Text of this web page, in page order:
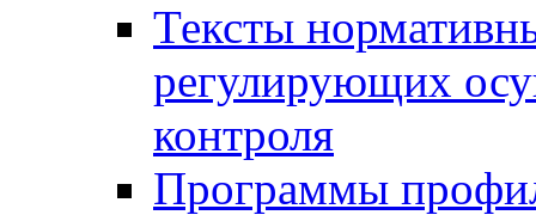
Тексты
регулирующих
контроля
Программы